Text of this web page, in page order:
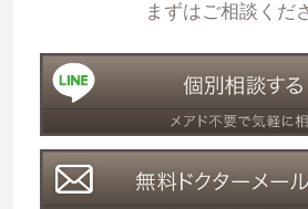
まずはご相談くだ